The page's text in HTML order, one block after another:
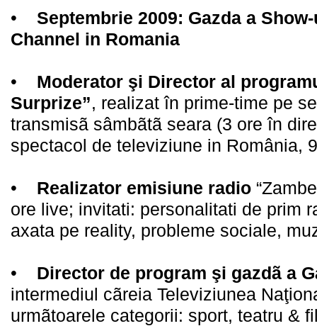
• Septembrie 2009: Gazda a
Channel in Romania
• Moderator şi Director al
Surprize”, realizat în prime-time pe
transmisã sâmbãtã seara (3 ore în
spectacol de televiziune in România,
• Realizator emisiune radio
ore live; invitati: personalitati de prim
axata pe reality, probleme sociale,
• Director de program şi gazdã a
intermediul cãreia Televiziunea
urmãtoarele categorii: sport, teatru &